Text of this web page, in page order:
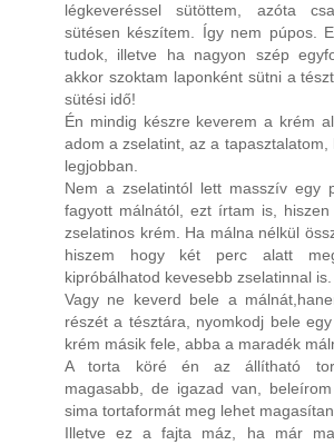
légkeveréssel sütöttem, azóta
sütésen készítem. Így nem púpos.
tudok, illetve ha nagyon szép
akkor szoktam laponként sütni a
sütési idő!
Én mindig készre keverem a krém
adom a zselatint, az a
legjobban.
Nem a zselatintól lett masszív egy
fagyott málnától, ezt írtam is,
zselatinos krém. Ha málna nélkül
hiszem hogy két perc alatt
kipróbálhatod kevesebb zselatinnal is.
Vagy ne keverd bele a
részét a tésztára, nyomkodj bele
krém másik fele, abba a maradék
A torta köré én az állítható
magasabb, de igazad van,
sima tortaformát meg lehet
Illetve ez a fajta máz, ha már